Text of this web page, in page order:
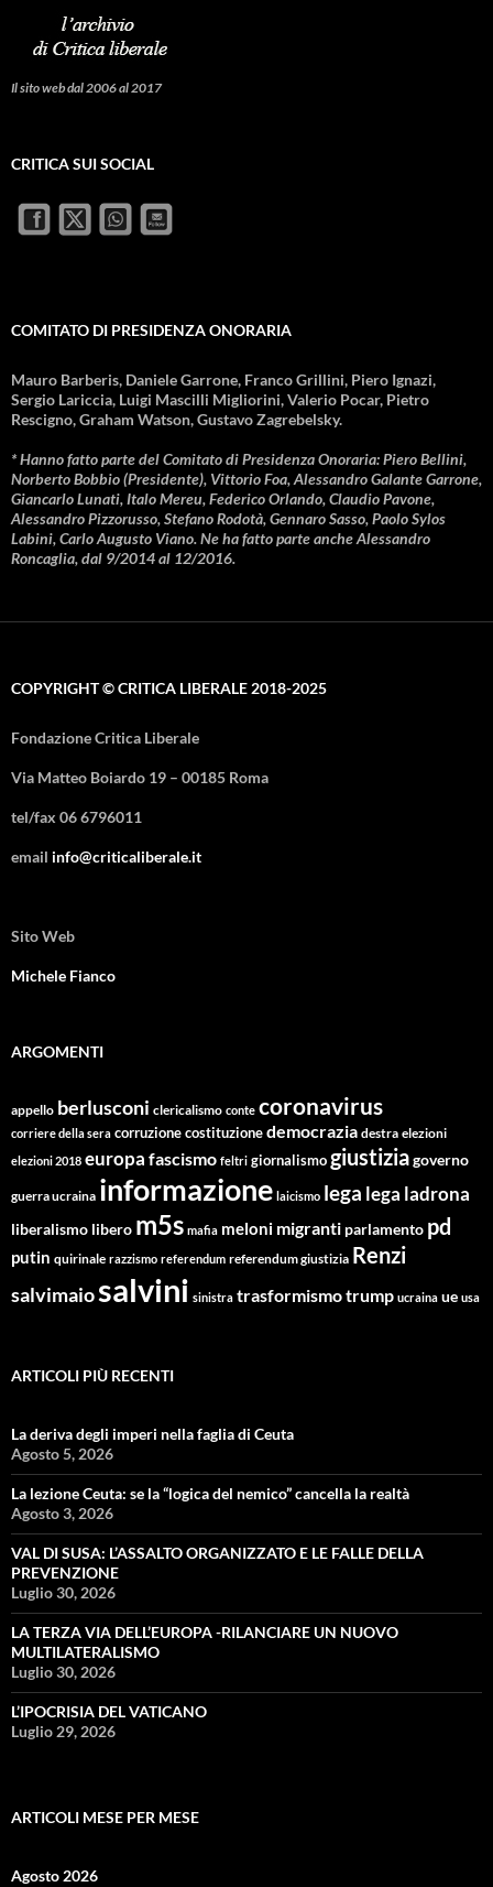
Il sito web dal 2006 al 2017
CRITICA SUI SOCIAL
COMITATO DI PRESIDENZA ONORARIA
Mauro Barberis, Daniele Garrone, Franco Grillini, Piero Ignazi,
Sergio Lariccia, Luigi Mascilli Migliorini, Valerio Pocar, Pietro
Rescigno, Graham Watson, Gustavo Zagrebelsky.
* Hanno fatto parte del Comitato di Presidenza Onoraria: Piero Bellini,
Norberto Bobbio (Presidente), Vittorio Foa, Alessandro Galante Garrone,
Giancarlo Lunati, Italo Mereu, Federico Orlando, Claudio Pavone,
Alessandro Pizzorusso, Stefano Rodotà, Gennaro Sasso, Paolo Sylos
Labini, Carlo Augusto Viano. Ne ha fatto parte anche Alessandro
Roncaglia, dal 9/2014 al 12/2016.
COPYRIGHT © CRITICA LIBERALE 2018-2025
Fondazione Critica Liberale
Via Matteo Boiardo 19 – 00185 Roma
tel/fax 06 6796011
email info@criticaliberale.it
Sito Web
Michele Fianco
ARGOMENTI
appello berlusconi clericalismo conte coronavirus
corriere della sera corruzionecostituzionedemocrazia destra elezioni
elezioni 2018 europa fascismo feltri giornalismogiustiziagoverno
guerra ucraina informazione laicismo lega lega ladrona
liberalismo libero m5s mafia meloni migranti parlamento pd
putin quirinale razzismo referendum referendum giustizia Renzi
salvimaiosalvini sinistra trasformismotrump ucraina ue usa
ARTICOLI PIÙ RECENTI
La deriva degli imperi nella faglia di Ceuta
Agosto 5, 2026
La lezione Ceuta: se la “logica del nemico” cancella la realtà
Agosto 3, 2026
VAL DI SUSA: L’ASSALTO ORGANIZZATO E LE FALLE DELLA
PREVENZIONE
Luglio 30, 2026
LA TERZA VIA DELL’EUROPA -RILANCIARE UN NUOVO
MULTILATERALISMO
Luglio 30, 2026
L’IPOCRISIA DEL VATICANO
Luglio 29, 2026
ARTICOLI MESE PER MESE
Agosto 2026